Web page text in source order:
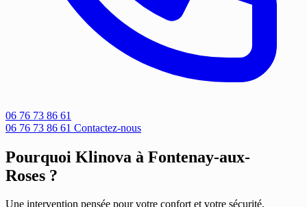
06 76 73 86 61
06 76 73 86 61 Contactez-nous
Pourquoi Klinova à Fontenay-aux-
Roses ?
Une intervention pensée pour votre confort et votre sécurité.